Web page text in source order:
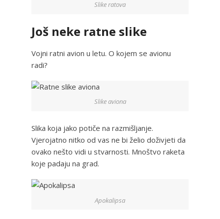
Slike ratova
Još neke ratne slike
Vojni ratni avion u letu. O kojem se avionu
radi?
Slike aviona
Slika koja jako potiče na razmišljanje.
Vjerojatno nitko od vas ne bi želio doživjeti da
ovako nešto vidi u stvarnosti. Mnoštvo raketa
koje padaju na grad.
Apokalipsa